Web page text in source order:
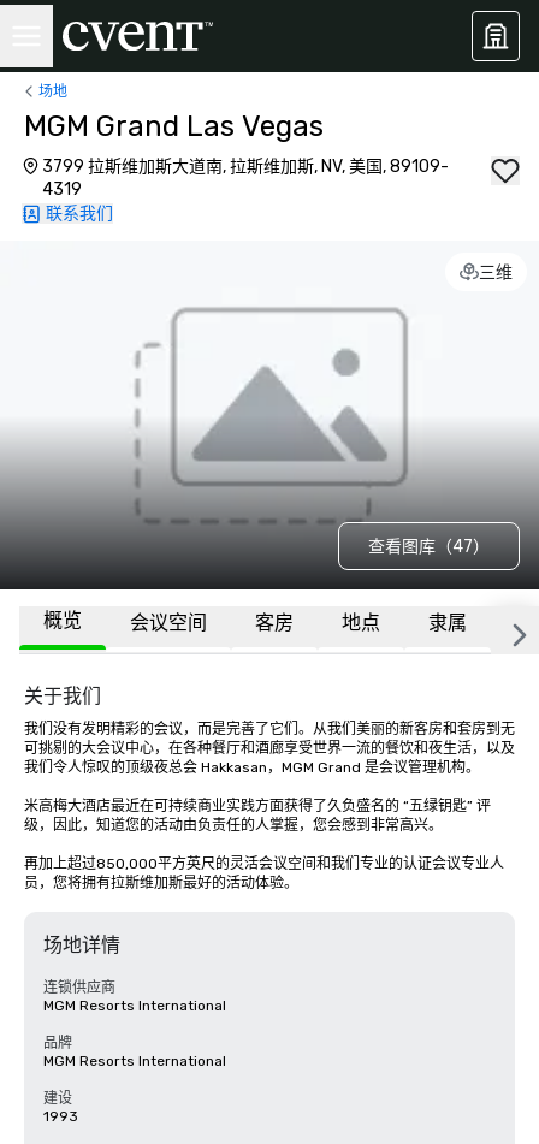
场地
MGM Grand Las Vegas
3799 拉斯维加斯大道南, 拉斯维加斯, NV, 美国, 89109-
4319
联系我们
三维
查看图库（47）
概览 会议空间 客房 地点 隶属 更
关于我们
我们没有发明精彩的会议，而是完善了它们。从我们美丽的新客房和套房到无
可挑剔的大会议中心，在各种餐厅和酒廊享受世界一流的餐饮和夜生活，以及
我们令人惊叹的顶级夜总会 Hakkasan，MGM Grand 是会议管理机构。
米高梅大酒店最近在可持续商业实践方面获得了久负盛名的 “五绿钥匙” 评
级，因此，知道您的活动由负责任的人掌握，您会感到非常高兴。
再加上超过850,000平方英尺的灵活会议空间和我们专业的认证会议专业人
员，您将拥有拉斯维加斯最好的活动体验。
场地详情
连锁供应商
MGM Resorts International
品牌
MGM Resorts International
建设
1993